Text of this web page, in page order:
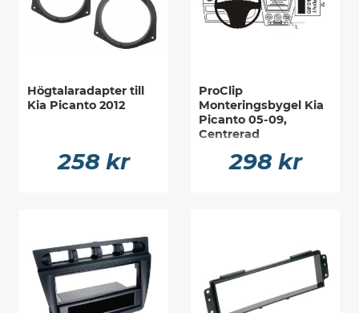
Högtalaradapter till
Kia Picanto 2012
258 kr
ProClip
Monteringsbygel Kia
Picanto 05-09,
Centrerad
298 kr